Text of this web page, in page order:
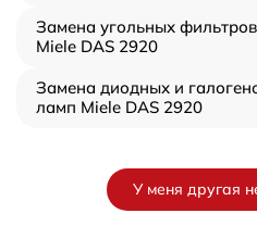
Замена угольных фильтров
Miele DAS 2920
Замена диодных и
ламп Miele DAS 2920
У меня другая